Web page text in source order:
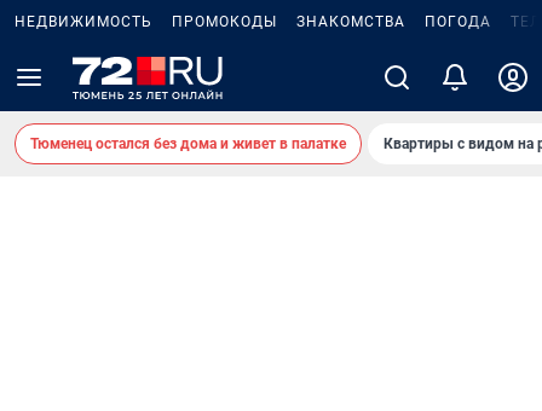
НЕДВИЖИМОСТЬ ПРОМОКОДЫ ЗНАКОМСТВА ПОГОДА
Тюменец остался без дома и живет в палатке Квартиры с видом на